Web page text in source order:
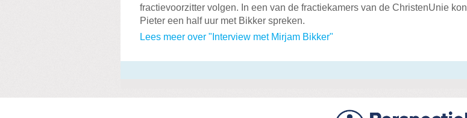
fractievoorzitter volgen. In een van de fractiekamers van de ChristenUnie kon
Pieter een half uur met Bikker spreken.
Lees meer over "Interview met Mirjam Bikker"